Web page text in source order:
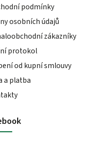
podmínky
osobních údajů
zákazníky
protokol
od kupní smlouvy
a platba